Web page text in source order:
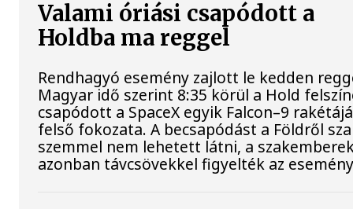
Valami óriási csapódott a
Holdba ma reggel
Rendhagyó esemény zajlott le kedden
Magyar idő szerint 8:35 körül a Hold
csapódott a SpaceX egyik Falcon–9
felső fokozata. A becsapódást a Földről
szemmel nem lehetett látni, a
azonban távcsövekkel figyelték az